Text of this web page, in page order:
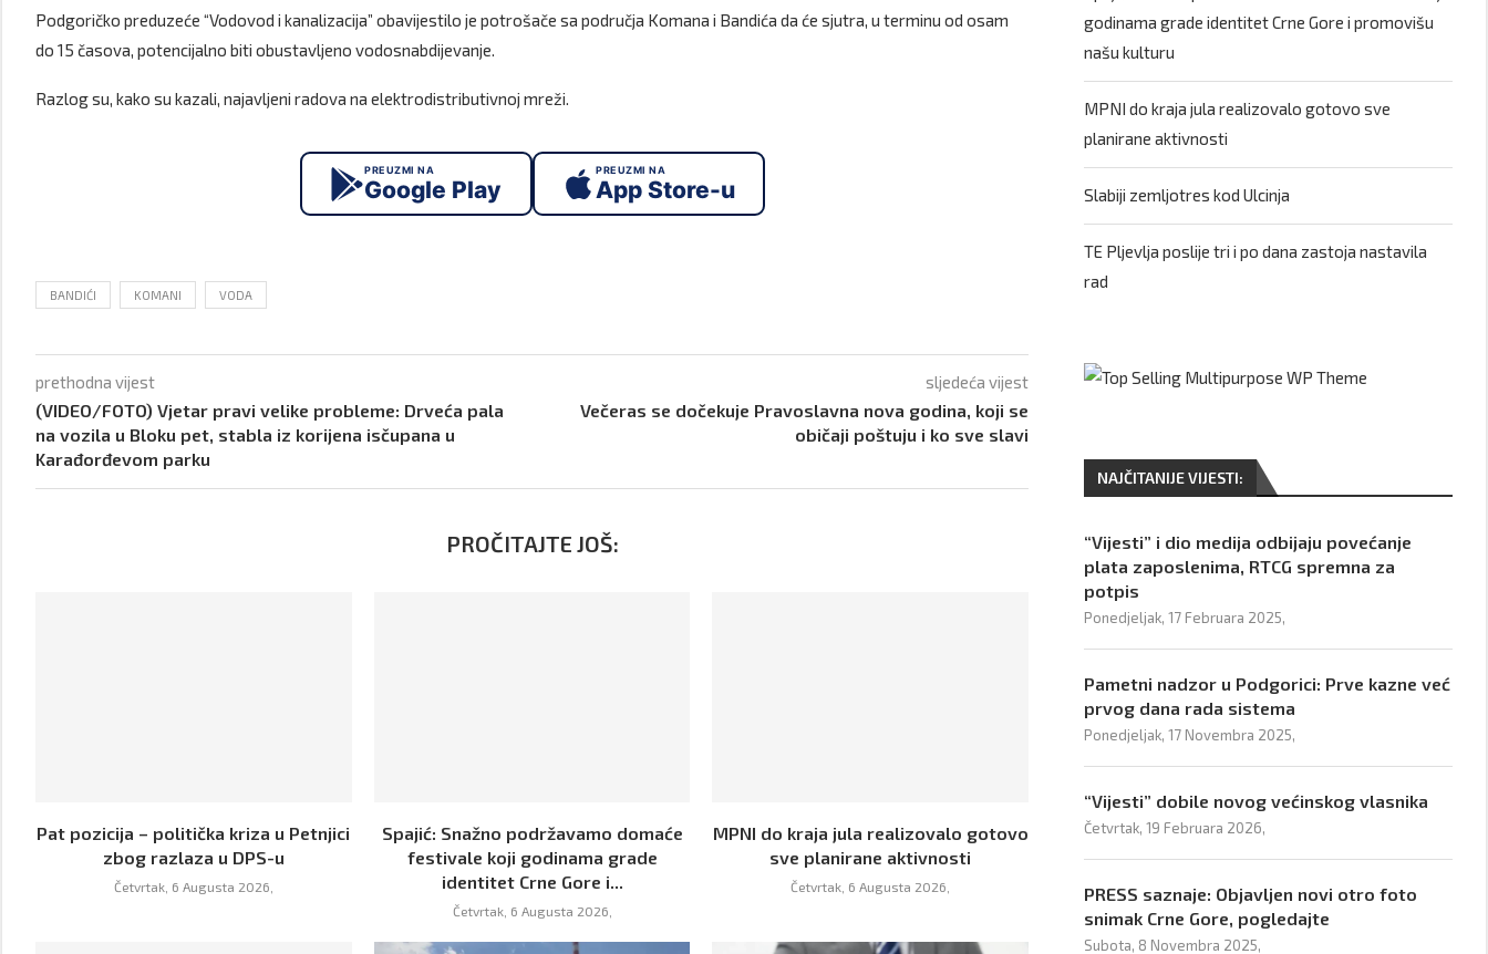
Podgoričko preduzeće “Vodovod i kanalizacija” obavijestilo je potrošače sa područja Komana i Bandića da će sjutra, u terminu od osam
do 15 časova, potencijalno biti obustavljeno vodosnabdijevanje.
Razlog su, kako su kazali, najavljeni radova na elektrodistributivnoj mreži.
PREUZMI NA
Google Play
PREUZMI NA
App Store-u
BANDIĆI KOMANI VODA
prethodna vijest
(VIDEO/FOTO) Vjetar pravi velike probleme: Drveća pala
na vozila u Bloku pet, stabla iz korijena isčupana u
Karađorđevom parku
sljedeća vijest
Večeras se dočekuje Pravoslavna nova godina, koji se
običaji poštuju i ko sve slavi
PROČITAJTE JOŠ:
Pat pozicija – politička kriza u Petnjici
zbog razlaza u DPS-u
Četvrtak, 6 Augusta 2026,
Spajić: Snažno podržavamo domaće
festivale koji godinama grade
identitet Crne Gore i...
Četvrtak, 6 Augusta 2026,
MPNI do kraja jula realizovalo gotovo
sve planirane aktivnosti
Četvrtak, 6 Augusta 2026,
godinama grade identitet Crne Gore i promovišu
našu kulturu
MPNI do kraja jula realizovalo gotovo sve
planirane aktivnosti
Slabiji zemljotres kod Ulcinja
TE Pljevlja poslije tri i po dana zastoja nastavila
rad
NAJČITANIJE VIJESTI:
“Vijesti” i dio medija odbijaju povećanje
plata zaposlenima, RTCG spremna za
potpis
Ponedjeljak, 17 Februara 2025,
Pametni nadzor u Podgorici: Prve kazne već
prvog dana rada sistema
Ponedjeljak, 17 Novembra 2025,
“Vijesti” dobile novog većinskog vlasnika
Četvrtak, 19 Februara 2026,
PRESS saznaje: Objavljen novi otro foto
snimak Crne Gore, pogledajte
Subota, 8 Novembra 2025,